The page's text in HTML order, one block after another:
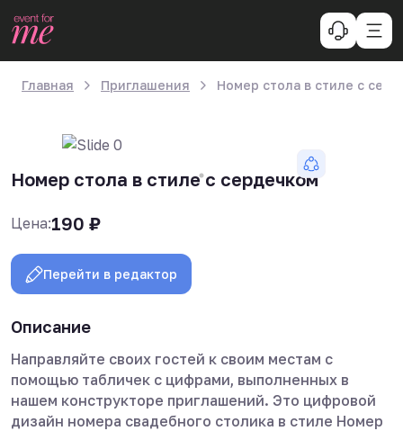
Главная Приглашения Номер стола в стиле с
Номер стола в стиле с сердечком
Цена:190 ₽
Перейти в редактор
Описание
Направляйте своих гостей к своим местам с
помощью табличек с цифрами, выполненных в
нашем конструкторе приглашений. Это цифровой
дизайн номера свадебного столика в стиле Номер